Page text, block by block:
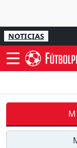
NOTICIAS